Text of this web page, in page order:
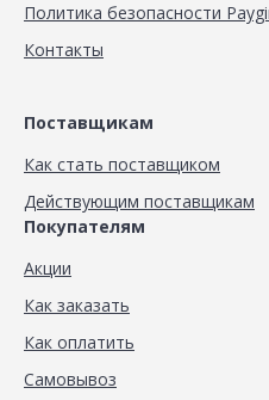
Политика безопасности
Контакты
Поставщикам
Как стать поставщиком
Действующим поставщикам
Покупателям
Акции
Как заказать
Как оплатить
Самовывоз